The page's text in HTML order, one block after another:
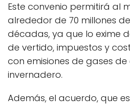
Este convenio permitirá al
alrededor de 70 millones
décadas, ya que lo exime
de vertido, impuestos y
con emisiones de gases
invernadero.
Además, el acuerdo, que